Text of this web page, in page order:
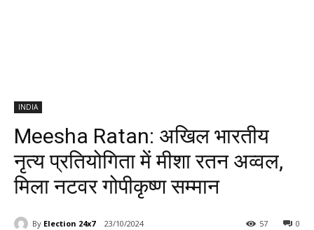
INDIA
Meesha Ratan: अखिल भारतीय
नृत्य प्रतियोगिता में मीशा रतन अव्वल,
मिला नटवर गोपीकृष्ण सम्मान
By Election 24x7 23/10/2024 0
57